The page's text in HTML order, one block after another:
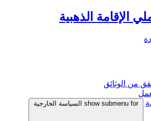
الإقامة الذهبية
من الوثائق
show submenu for السياسة الخارجية